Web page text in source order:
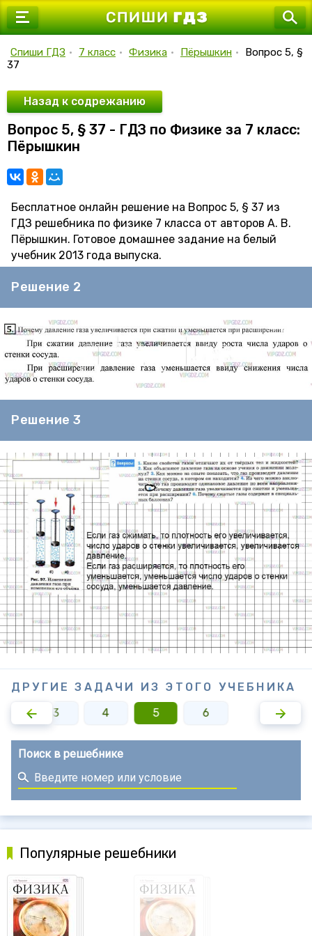
7 класс
9 класс
10 класс
11 класс
Спиши ГДЗ • 7 класс • Физика • Пёрышкин •
Вопрос 5, §
37
Назад к содрежанию
Вопрос 5, § 37 - ГДЗ по Физике за 7 класс:
Пёрышкин
Бесплатное онлайн решение на Вопрос 5, § 37 из
ГДЗ решебника по физике 7 класса от авторов А. В.
Пёрышкин. Готовое домашнее задание на белый
учебник 2013 года выпуска.
Решение 2
Решение 3
ДРУГИЕ ЗАДАЧИ ИЗ ЭТОГО УЧЕБНИКА
3 4 5 6
Поиск в решебнике
Популярные решебники